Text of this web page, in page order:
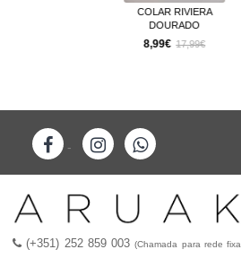
T-SHIRT IRÍS
11,69€ 17,99€
-
(+351) 252 859 003(Chamada para rede fixa